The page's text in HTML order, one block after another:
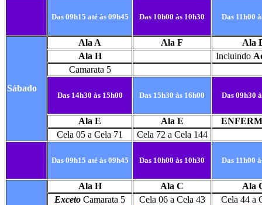
Das 09h15 até às 09h45 Das 10h00 às 10h30 Das 11h00
Sábado
Ala A Ala F
Ala
Ala H
Incluindo
Camarata 5
Das 14h30 às 15h00 Das 15h30 às 16h00 Das 09h30
Ala E Ala E
Cela 05 a Cela 71
Cela 72 a Cela 144
Das 09h15 até às 09h45 Das 10h00 às 10h30 Das 11h00
Ala H Ala C
Ala
Exceto Camarata 5 Cela 06 a Cela 43 Cela 44 a